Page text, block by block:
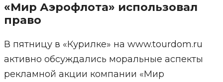
«Мир Аэрофлота» использовал
право
В пятницу в «Курилке» на www.tourdom.ru
активно обсуждались моральные аспекты
рекламной акции компании «Мир